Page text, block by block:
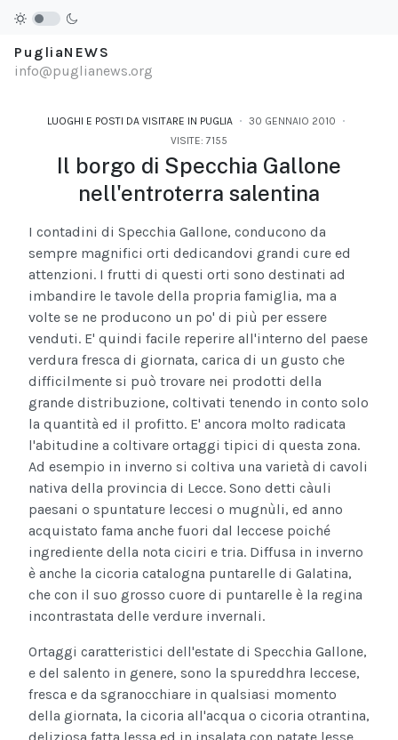
PugliaNEWS
info@puglianews.org
LUOGHI E POSTI DA VISITARE IN PUGLIA
30 GENNAIO 2010
VISITE: 7155
Il borgo di Specchia Gallone
nell'entroterra salentina
I contadini di Specchia Gallone, conducono da
sempre magnifici orti dedicandovi grandi cure ed
attenzioni. I frutti di questi orti sono destinati ad
imbandire le tavole della propria famiglia, ma a
volte se ne producono un po' di più per essere
venduti. E' quindi facile reperire all'interno del paese
verdura fresca di giornata, carica di un gusto che
difficilmente si può trovare nei prodotti della
grande distribuzione, coltivati tenendo in conto solo
la quantità ed il profitto. E' ancora molto radicata
l'abitudine a coltivare ortaggi tipici di questa zona.
Ad esempio in inverno si coltiva una varietà di cavoli
nativa della provincia di Lecce. Sono detti càuli
paesani o spuntature leccesi o mugnùli, ed anno
acquistato fama anche fuori dal leccese poiché
ingrediente della nota ciciri e tria. Diffusa in inverno
è anche la cicoria catalogna puntarelle di Galatina,
che con il suo grosso cuore di puntarelle è la regina
incontrastata delle verdure invernali.
Ortaggi caratteristici dell'estate di Specchia Gallone,
e del salento in genere, sono la spureddhra leccese,
fresca e da sgranocchiare in qualsiasi momento
della giornata, la cicoria all'acqua o cicoria otrantina,